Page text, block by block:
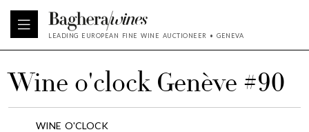
LEADING EUROPEAN FINE WINE AUCTIONEER • GENEVA
Wine o'clock Genève #90
WINE O'CLOCK